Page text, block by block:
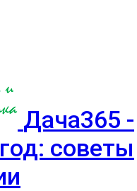
Дача365 -
советы